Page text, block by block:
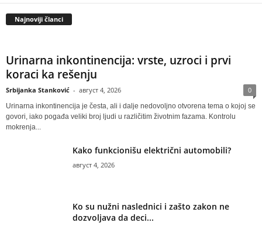
Najnoviji članci
Urinarna inkontinencija: vrste, uzroci i prvi
koraci ka rešenju
Srbijanka Stanković - август 4, 2026 0
Urinarna inkontinencija je česta, ali i dalje nedovoljno otvorena tema o kojoj se
govori, iako pogađa veliki broj ljudi u različitim životnim fazama. Kontrolu
mokrenja...
Kako funkcionišu električni automobili?
август 4, 2026
Ko su nužni naslednici i zašto zakon ne
dozvoljava da deci...